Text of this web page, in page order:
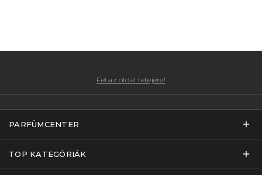
Fel az oldal tetejére!
PARFÜMCENTER
TOP KATEGÓRIÁK